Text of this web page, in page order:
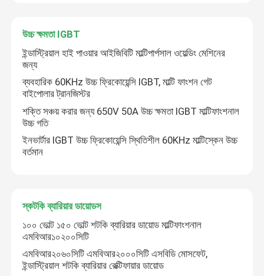
পণ্য
আমাদের সম্পর্কে
উচ্চ ক্ষমতা IGBT
ইন্ডাস্ট্রিয়াল হাই পাওয়ার আইজিবিটি মাল্টিপার্পসাল ওয়েল্ডিং মেশিনের
জন্য
ব্যবহারিক 60KHz উচ্চ ফ্রিকোয়েন্সি IGBT, মাল্টি ফাংশন গেট
বাইপোলার ট্রানজিস্টর
শক্তি সঞ্চয় করার জন্য 650V 50A উচ্চ ক্ষমতা IGBT মাল্টিফাংশনাল
উচ্চ গতি
ইনভার্টার IGBT উচ্চ ফ্রিকোয়েন্সি স্থিতিশীল 60KHz মাল্টিস্কেন উচ্চ
বর্তমান
স্কটকি ব্যারিয়ার ডায়োডস
১০০ ভোল্ট ১৫০ ভোল্ট শটকি ব্যারিয়ার ডায়োড মাল্টিফাংশনাল
এমবিআর১০২০০সিটি
এমবিআর২০৬০সিটি এমবিআর২০০০সিটি এসবিডি মোসফেট,
ইন্ডাস্ট্রিয়াল শটকি ব্যারিয়ার রেক্টিফায়ার ডায়োড